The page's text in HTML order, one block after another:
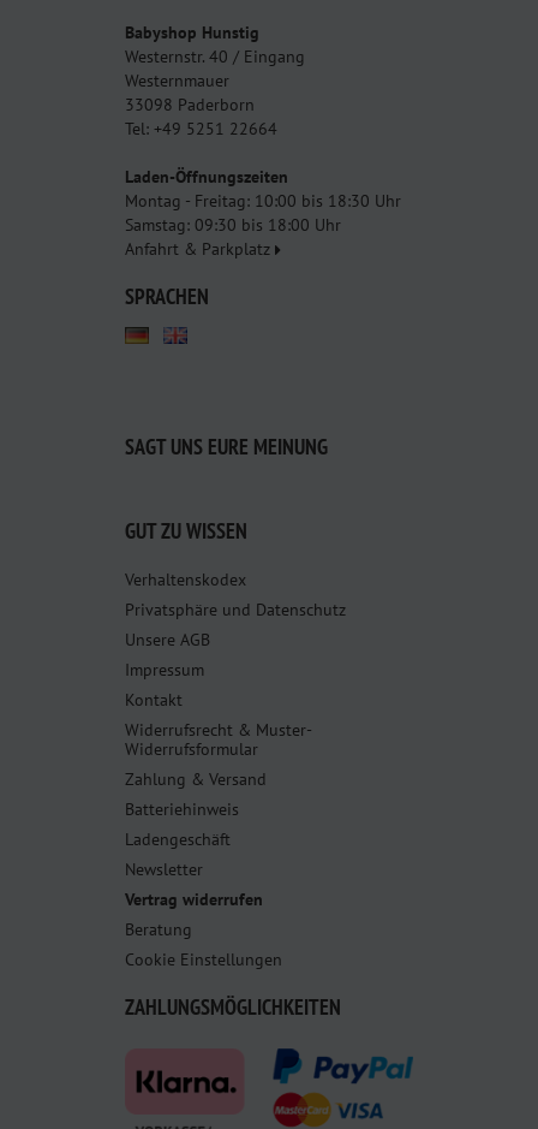
Babyshop Hunstig
Westernstr. 40 / Eingang
Westernmauer
33098 Paderborn
Tel: +49 5251 22664
Laden-Öffnungszeiten
Montag - Freitag: 10:00 bis 18:30 Uhr
Samstag: 09:30 bis 18:00 Uhr
Anfahrt & Parkplatz
SPRACHEN
SAGT UNS EURE MEINUNG
GUT ZU WISSEN
Verhaltenskodex
Privatsphäre und Datenschutz
Unsere AGB
Impressum
Kontakt
Widerrufsrecht & Muster-
Widerrufsformular
Zahlung & Versand
Batteriehinweis
Ladengeschäft
Newsletter
Vertrag widerrufen
Beratung
Cookie Einstellungen
ZAHLUNGSMÖGLICHKEITEN